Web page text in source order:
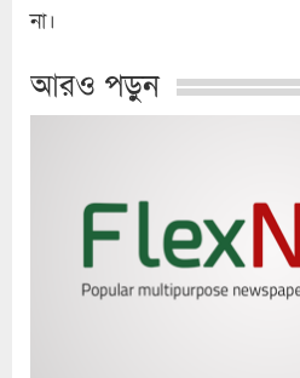
না।
আরও পড়ুন